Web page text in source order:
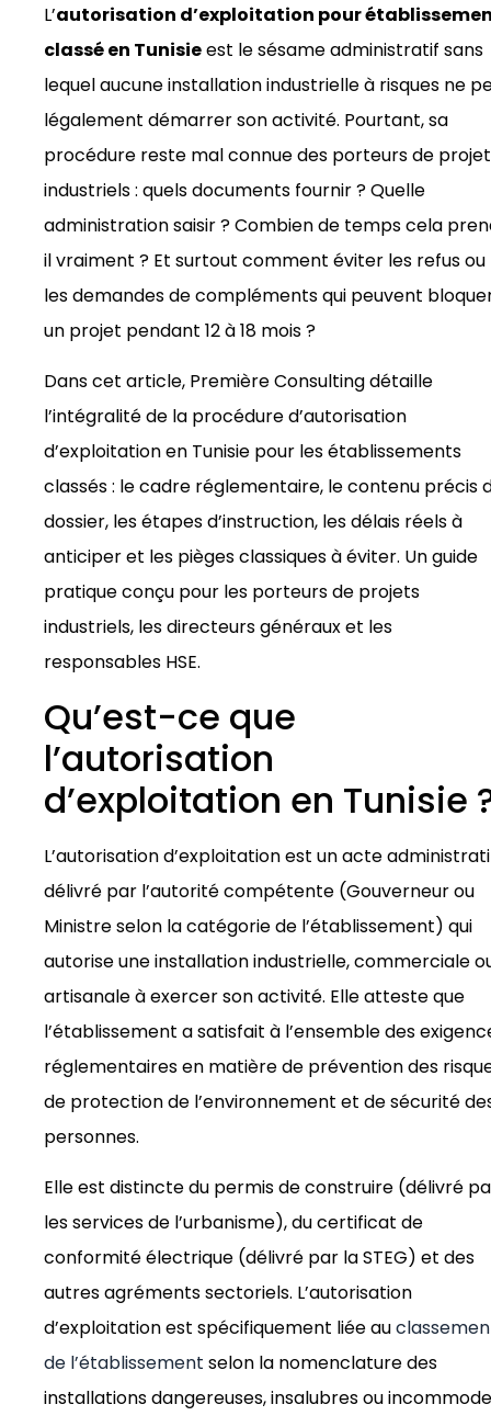
L’autorisation d’exploitation pour
classé en Tunisieest le sésame administratif sans
lequel aucune installation industrielle à risques ne
légalement démarrer son activité. Pourtant, sa
procédure reste mal connue des porteurs de
industriels : quels documents fournir ? Quelle
administration saisir ? Combien de temps cela
il vraiment ? Et surtout comment éviter les refus ou
les demandes de compléments qui peuvent
un projet pendant 12 à 18 mois ?
Dans cet article, Première Consulting détaille
l’intégralité de la procédure d’autorisation
d’exploitation en Tunisie pour les établissements
classés : le cadre réglementaire, le contenu précis
dossier, les étapes d’instruction, les délais réels à
anticiper et les pièges classiques à éviter. Un guide
pratique conçu pour les porteurs de projets
industriels, les directeurs généraux et les
responsables HSE.
Qu’est-ce que
l’autorisation
d’exploitation en Tunisie
L’autorisation d’exploitation est un acte
délivré par l’autorité compétente (Gouverneur ou
Ministre selon la catégorie de l’établissement) qui
autorise une installation industrielle, commerciale
artisanale à exercer son activité. Elle atteste que
l’établissement a satisfait à l’ensemble des
réglementaires en matière de prévention des
de protection de l’environnement et de sécurité
personnes.
Elle est distincte du permis de construire (délivré
les services de l’urbanisme), du certificat de
conformité électrique (délivré par la STEG) et des
autres agréments sectoriels. L’autorisation
d’exploitation est spécifiquement liée au
de l’établissement selon la nomenclature des
installations dangereuses, insalubres ou